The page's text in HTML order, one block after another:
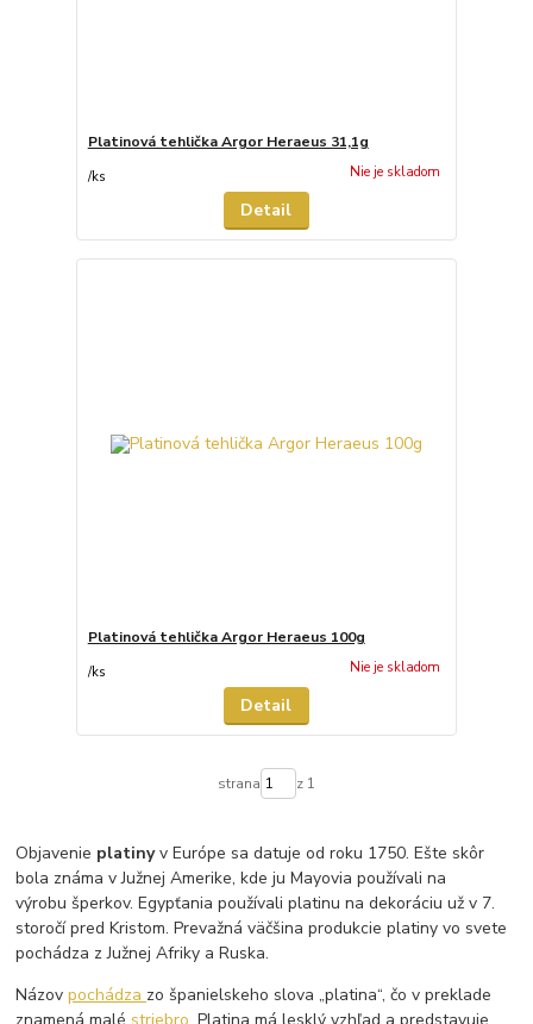
Platinová tehlička Argor Heraeus 31,1g
/ks Nie je skladom
Detail
Platinová tehlička Argor Heraeus 100g
/ks Nie je skladom
Detail
strana z 1
Objavenie platinyv Európe sa datuje od roku 1750. Ešte skôr
bola známa v Južnej Amerike, kde ju Mayovia používali na
výrobu šperkov. Egypťania používali platinu na dekoráciu už v 7.
storočí pred Kristom. Prevažná väčšina produkcie platiny vo svete
pochádza z Južnej Afriky a Ruska.
Názovpochádza zo španielskeho slova „platina“, čo v preklade